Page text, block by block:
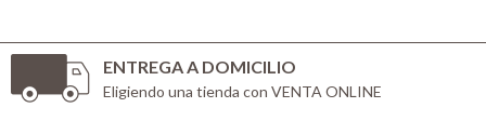
ENTREGA A DOMICILIO
Eligiendo una tienda con VENTA ONLINE